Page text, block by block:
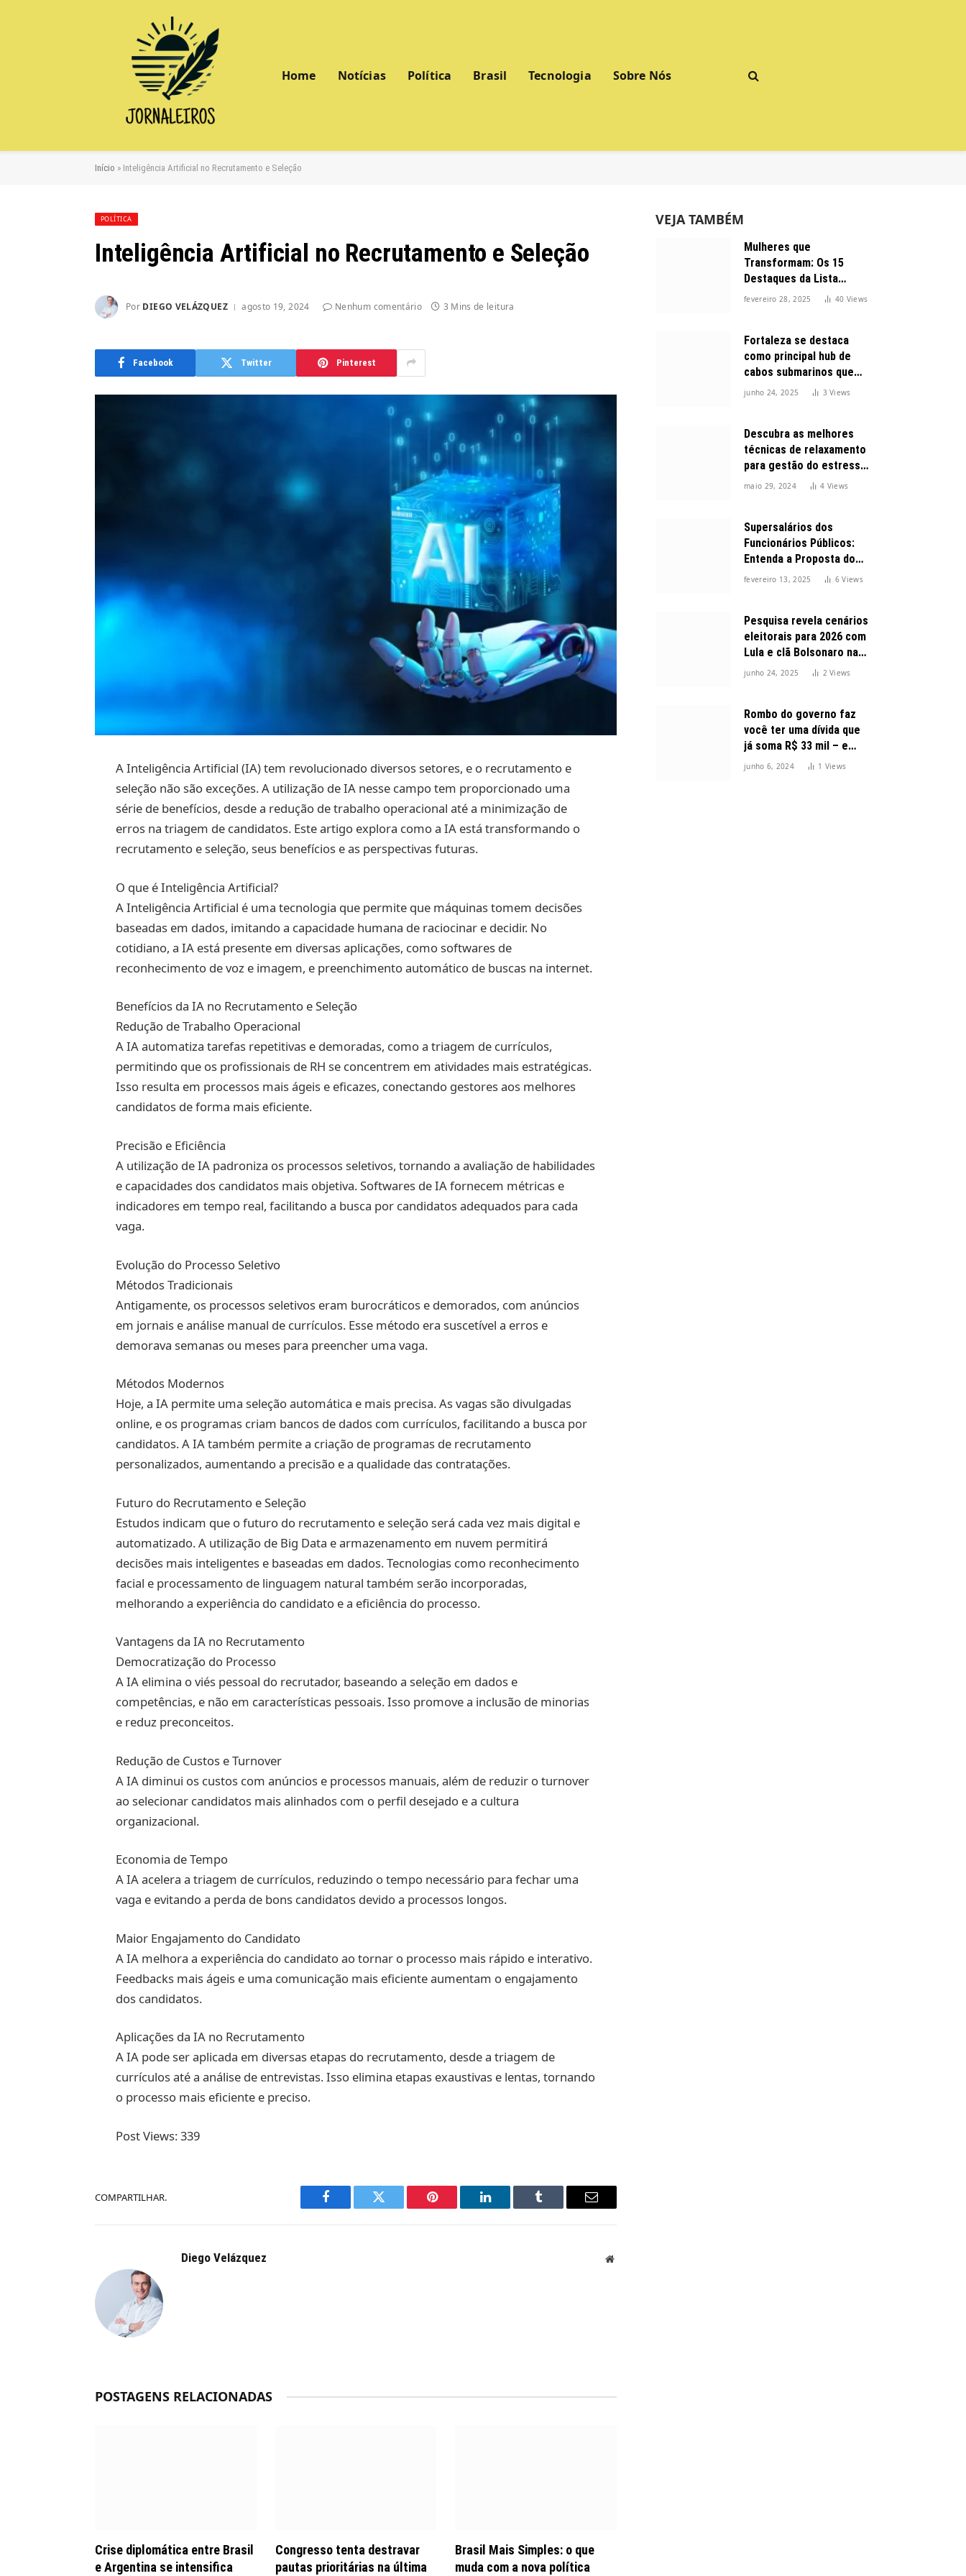
Home Notícias Política Brasil Tecnologia Sobre Nós
Início » Inteligência Artificial no Recrutamento e Seleção
POLÍTICA
Inteligência Artificial no Recrutamento e Seleção
Por DIEGO VELÁZQUEZ agosto 19, 2024 Nenhum comentário 3 Mins de leitura
Facebook Twitter Pinterest
A Inteligência Artificial (IA) tem revolucionado diversos setores, e o recrutamento e
seleção não são exceções. A utilização de IA nesse campo tem proporcionado uma
série de benefícios, desde a redução de trabalho operacional até a minimização de
erros na triagem de candidatos. Este artigo explora como a IA está transformando o
recrutamento e seleção, seus benefícios e as perspectivas futuras.
O que é Inteligência Artificial?
A Inteligência Artificial é uma tecnologia que permite que máquinas tomem decisões
baseadas em dados, imitando a capacidade humana de raciocinar e decidir. No
cotidiano, a IA está presente em diversas aplicações, como softwares de
reconhecimento de voz e imagem, e preenchimento automático de buscas na internet.
Benefícios da IA no Recrutamento e Seleção
Redução de Trabalho Operacional
A IA automatiza tarefas repetitivas e demoradas, como a triagem de currículos,
permitindo que os profissionais de RH se concentrem em atividades mais estratégicas.
Isso resulta em processos mais ágeis e eficazes, conectando gestores aos melhores
candidatos de forma mais eficiente.
Precisão e Eficiência
A utilização de IA padroniza os processos seletivos, tornando a avaliação de habilidades
e capacidades dos candidatos mais objetiva. Softwares de IA fornecem métricas e
indicadores em tempo real, facilitando a busca por candidatos adequados para cada
vaga.
Evolução do Processo Seletivo
Métodos Tradicionais
Antigamente, os processos seletivos eram burocráticos e demorados, com anúncios
em jornais e análise manual de currículos. Esse método era suscetível a erros e
demorava semanas ou meses para preencher uma vaga.
Métodos Modernos
Hoje, a IA permite uma seleção automática e mais precisa. As vagas são divulgadas
online, e os programas criam bancos de dados com currículos, facilitando a busca por
candidatos. A IA também permite a criação de programas de recrutamento
personalizados, aumentando a precisão e a qualidade das contratações.
Futuro do Recrutamento e Seleção
Estudos indicam que o futuro do recrutamento e seleção será cada vez mais digital e
automatizado. A utilização de Big Data e armazenamento em nuvem permitirá
decisões mais inteligentes e baseadas em dados. Tecnologias como reconhecimento
facial e processamento de linguagem natural também serão incorporadas,
melhorando a experiência do candidato e a eficiência do processo.
Vantagens da IA no Recrutamento
Democratização do Processo
A IA elimina o viés pessoal do recrutador, baseando a seleção em dados e
competências, e não em características pessoais. Isso promove a inclusão de minorias
e reduz preconceitos.
Redução de Custos e Turnover
A IA diminui os custos com anúncios e processos manuais, além de reduzir o turnover
ao selecionar candidatos mais alinhados com o perfil desejado e a cultura
organizacional.
Economia de Tempo
A IA acelera a triagem de currículos, reduzindo o tempo necessário para fechar uma
vaga e evitando a perda de bons candidatos devido a processos longos.
Maior Engajamento do Candidato
A IA melhora a experiência do candidato ao tornar o processo mais rápido e interativo.
Feedbacks mais ágeis e uma comunicação mais eficiente aumentam o engajamento
dos candidatos.
Aplicações da IA no Recrutamento
A IA pode ser aplicada em diversas etapas do recrutamento, desde a triagem de
currículos até a análise de entrevistas. Isso elimina etapas exaustivas e lentas, tornando
o processo mais eficiente e preciso.
Post Views:339
COMPARTILHAR.
Facebook Twitter Pinterest LinkedIn Tumblr Email
Diego Velázquez Website
POSTAGENS RELACIONADAS
Crise diplomática entre Brasil
e Argentina se intensifica
Congresso tenta destravar
pautas prioritárias na última
Brasil Mais Simples: o que
muda com a nova política
VEJA TAMBÉM
Mulheres que
Transformam: Os 15
Destaques da Lista
Forbes 2025 no Brasil
fevereiro 28, 2025 40 Views
Fortaleza se destaca
como principal hub de
cabos submarinos que
conectam o Brasil ao
junho 24, 2025 3Views
Descubra as melhores
técnicas de relaxamento
para gestão do estresse
durante o dia
maio 29, 2024 4 Views
Supersalários dos
Funcionários Públicos:
Entenda a Proposta do
Governo para Limitar
fevereiro 13, 2025 6Views
Pesquisa revela cenários
eleitorais para 2026 com
Lula e clã Bolsonaro na
disputa presidencial
junho 24, 2025 2Views
Rombo do governo faz
você ter uma dívida que
já soma R$ 33 mil – e
cresceu 300%
junho 6, 2024 1 Views